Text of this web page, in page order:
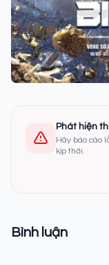
Phát hiện
Hãy báo cáo
kịp thời.
Bình luận